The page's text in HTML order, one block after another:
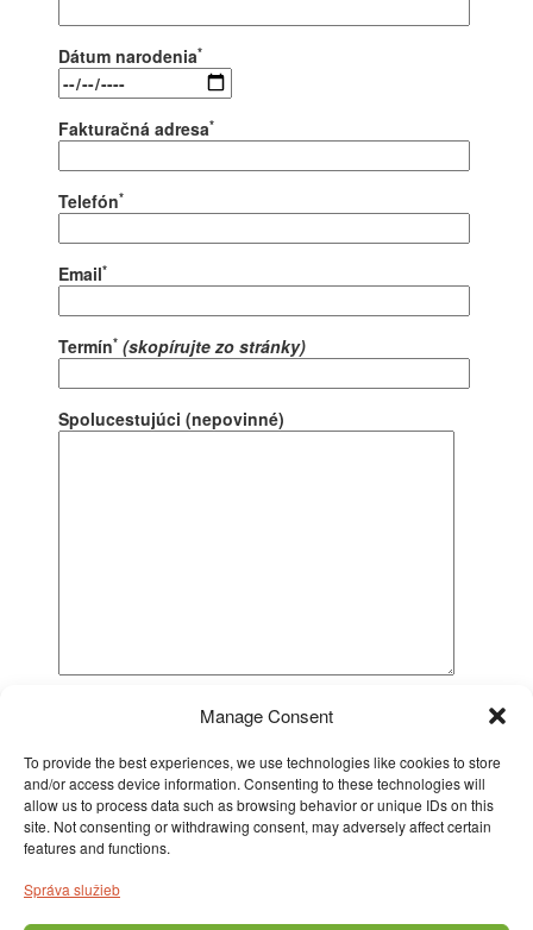
Manage Consent
To provide the best experiences, we use technologies like cookies to store
and/or access device information. Consenting to these technologies will
allow us to process data such as browsing behavior or unique IDs on this
site. Not consenting or withdrawing consent, may adversely affect certain
features and functions.
Správa služieb
Dátum narodenia*
Fakturačná adresa*
Telefón*
Email*
Termín* (skopírujte zo stránky)
Spolucestujúci (nepovinné)
Vaša správa (nepovinné)